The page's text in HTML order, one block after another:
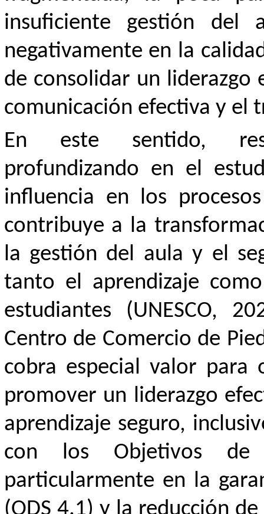
insuficiente gestión del
negativamente en la
de consolidar un
comunicación efectiva y el
En este sentido,
profundizando en el
influencia en los
contribuye a la
la gestión del aula y el
tanto el aprendizaje
estudiantes (UNESCO,
Centro de Comercio de
cobra especial valor para
promover un liderazgo
aprendizaje seguro,
con los Objetivos de
particularmente en la